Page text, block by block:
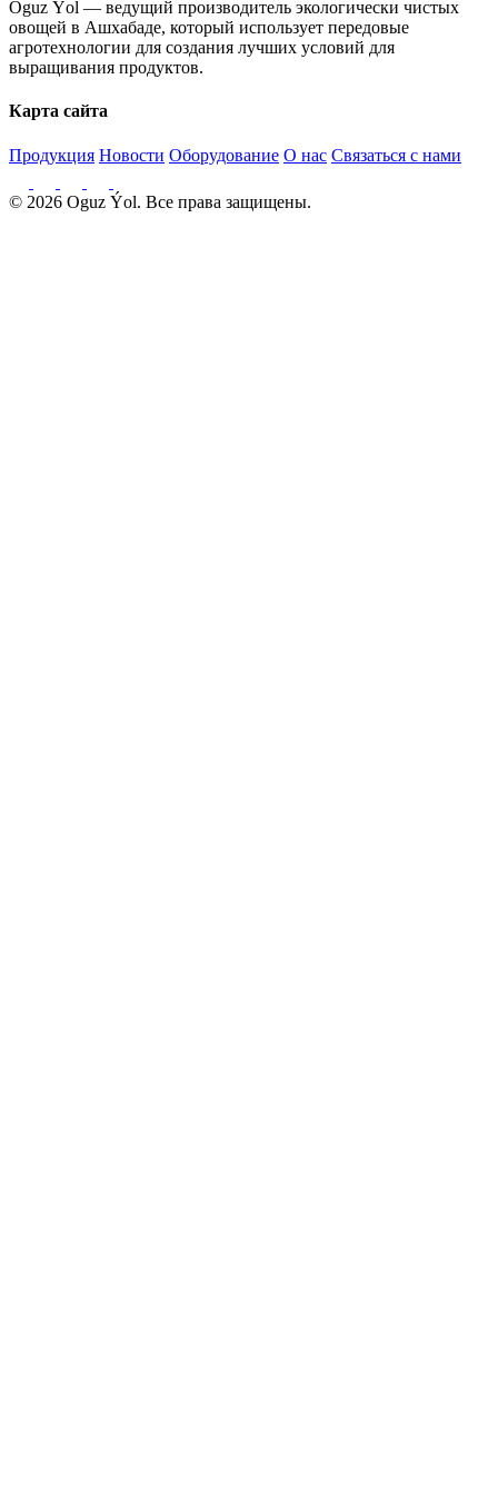
Oguz Ýol — ведущий производитель экологически чистых
овощей в Ашхабаде, который использует передовые
агротехнологии для создания лучших условий для
выращивания продуктов.
Карта сайта
Продукция Новости Оборудование О нас Связаться с нами
© 2026 Oguz Ýol. Все права защищены.